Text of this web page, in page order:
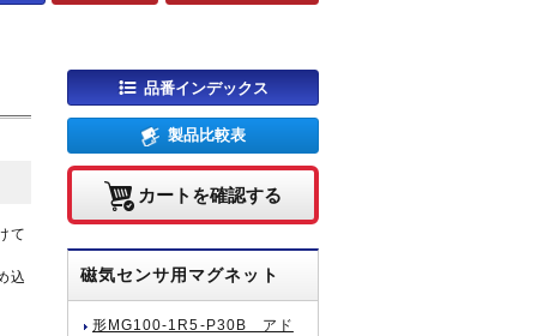
衝撃センサ
電子ボリューム
照光式押しボタン
衝撃センサ
電子ボリューム
照光式押しボタン
務委託フロー
て
込
品番インデックス
製品比較表
カートを確認する
磁気センサ用マグネット
形MG100-1R5-P30B アド